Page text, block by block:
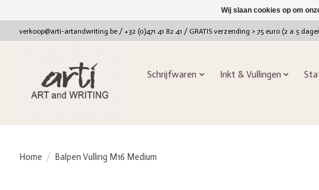
verkoop@arti-artandwriting.be/ +32 (0)471 41 82 41 / GRATIS verzending > 75 euro (2 a 5
Schrijfwaren Inkt & Vullingen
Home / Balpen Vulling M16 Medium
Wij slaan cookies op om